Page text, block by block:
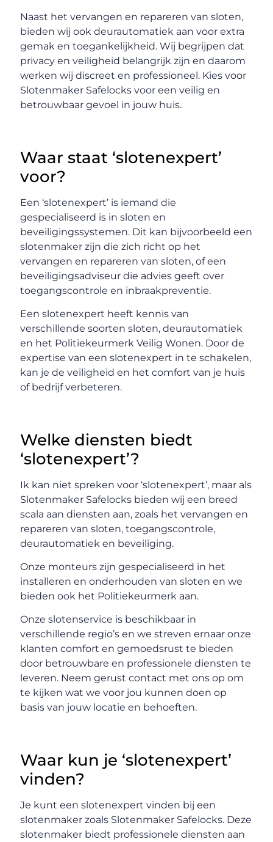
Naast het vervangen en repareren van sloten,
bieden wij ook deurautomatiek aan voor extra
gemak en toegankelijkheid. Wij begrijpen dat
privacy en veiligheid belangrijk zijn en daarom
werken wij discreet en professioneel. Kies voor
Slotenmaker Safelocks voor een veilig en
betrouwbaar gevoel in jouw huis.
Waar staat ‘slotenexpert’
voor?
Een ‘slotenexpert’ is iemand die
gespecialiseerd is in sloten en
beveiligingssystemen. Dit kan bijvoorbeeld een
slotenmaker zijn die zich richt op het
vervangen en repareren van sloten, of een
beveiligingsadviseur die advies geeft over
toegangscontrole en inbraakpreventie.
Een slotenexpert heeft kennis van
verschillende soorten sloten, deurautomatiek
en het Politiekeurmerk Veilig Wonen. Door de
expertise van een slotenexpert in te schakelen,
kan je de veiligheid en het comfort van je huis
of bedrijf verbeteren.
Welke diensten biedt
‘slotenexpert’?
Ik kan niet spreken voor ‘slotenexpert’, maar als
Slotenmaker Safelocks bieden wij een breed
scala aan diensten aan, zoals het vervangen en
repareren van sloten, toegangscontrole,
deurautomatiek en beveiliging.
Onze monteurs zijn gespecialiseerd in het
installeren en onderhouden van sloten en we
bieden ook het Politiekeurmerk aan.
Onze slotenservice is beschikbaar in
verschillende regio’s en we streven ernaar onze
klanten comfort en gemoedsrust te bieden
door betrouwbare en professionele diensten te
leveren. Neem gerust contact met ons op om
te kijken wat we voor jou kunnen doen op
basis van jouw locatie en behoeften.
Waar kun je ‘slotenexpert’
vinden?
Je kunt een slotenexpert vinden bij een
slotenmaker zoals Slotenmaker Safelocks. Deze
slotenmaker biedt professionele diensten aan